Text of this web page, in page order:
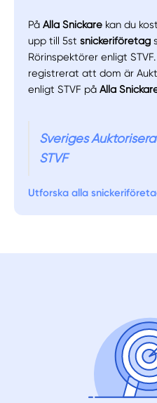
PåAlla Snickare kan du
upp till 5stsnickeriföretag
Rörinspektörer enligt
registrerat att dom är
enligt STVF påAlla
Sveriges
STVF
Utforska alla